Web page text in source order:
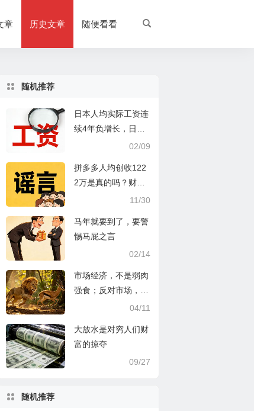
章 历史文章 随便看看
随机推荐
日本人均实际工资连
续4年负增长，日本
经济又为何失落数十
02/09
拼多多人均创收122
2万是真的吗？财富
到底是如何创造的？
11/30
马年就要到了，要警
惕马屁之言
02/14
市场经济，不是弱肉
强食；反对市场，才
04/11
大放水是对穷人们财
富的掠夺
09/27
随机推荐